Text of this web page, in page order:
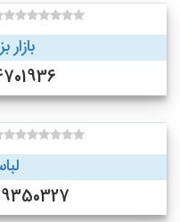
09189350327